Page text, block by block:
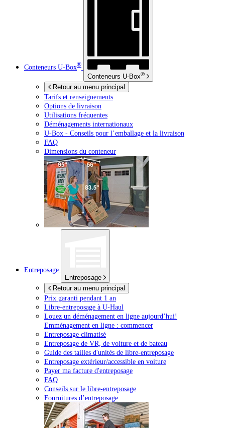
Conteneurs U-Box®
Conteneurs U-Box®
Retour au menu principal
Tarifs et renseignements
Options de livraison
Utilisations fréquentes
Déménagements internationaux
U-Box - Conseils pour l’emballage et la livraison
FAQ
Dimensions du conteneur
Entreposage
Entreposage
Retour au menu principal
Prix garanti pendant 1 an
Libre-entreposage à U-Haul
Louez un déménagement en ligne aujourd’hui!
Emménagement en ligne : commencer
Entreposage climatisé
Entreposage de VR, de voiture et de bateau
Guide des tailles d'unités de libre-entreposage
Entreposage extérieur/accessible en voiture
Payer ma facture d'entreposage
FAQ
Conseils sur le libre-entreposage
Fournitures d’entreposage